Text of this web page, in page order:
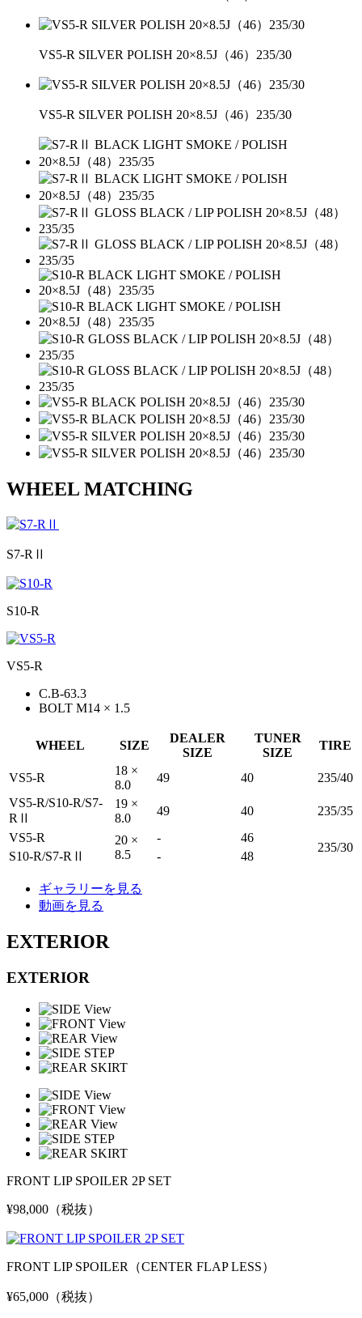
VS5-R SILVER POLISH 20×8.5J（46）235/30
VS5-R SILVER POLISH 20×8.5J（46）235/30
WHEEL MATCHING
S7-RⅡ
S10-R
VS5-R
C.B-63.3
BOLT M14 × 1.5
WHEEL SIZE
DEALER
SIZE
TUNER
SIZE
TIRE
VS5-R
18 ×
8.0
49 40
235/40
VS5-R/S10-R/S7-
RⅡ
19 ×
8.0
49 40
235/35
VS5-R
20 ×
8.5
- 46
235/30
S10-R/S7-RⅡ - 48
ギャラリーを見る
動画を見る
EXTERIOR
EXTERIOR
FRONT LIP SPOILER 2P SET
¥98,000（税抜）
FRONT LIP SPOILER （CENTER FLAP LESS）
¥65,000（税抜）